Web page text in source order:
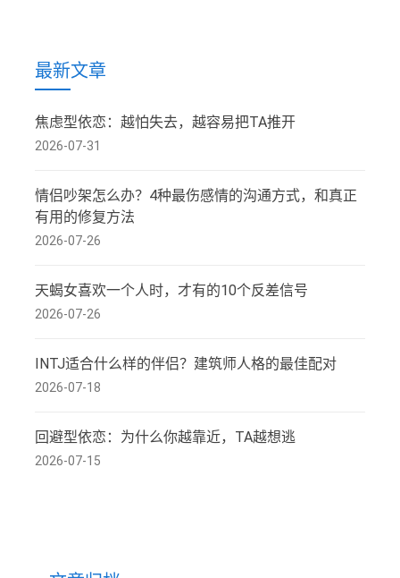
最新文章
焦虑型依恋：越怕失去，越容易把TA推开
2026-07-31
情侣吵架怎么办？4种最伤感情的沟通方式，和真正
有用的修复方法
2026-07-26
天蝎女喜欢一个人时，才有的10个反差信号
2026-07-26
INTJ适合什么样的伴侣？建筑师人格的最佳配对
2026-07-18
回避型依恋：为什么你越靠近，TA越想逃
2026-07-15